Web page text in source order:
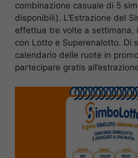
combinazione casuale di 5
disponibili). L’Estrazione del
effettua tre volte a settimana,
con Lotto e Superenalotto. Di
calendario delle ruote in
partecipare gratis